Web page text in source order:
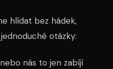
hlídat bez hádek,
otázky:
nás to jen zabíjí